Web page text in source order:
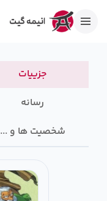
جزییات
رسانه‌
شخصیت ها و ...